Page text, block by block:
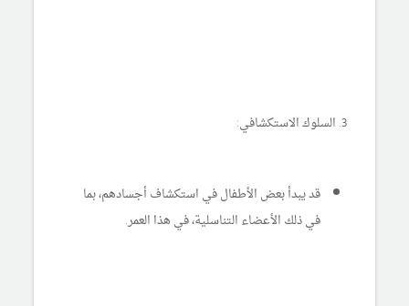
3. السلوك الاستكشافي:
قد يبدأ بعض الأطفال في استكشاف أجسادهم، بما
في ذلك الأعضاء التناسلية، في هذا العمر.